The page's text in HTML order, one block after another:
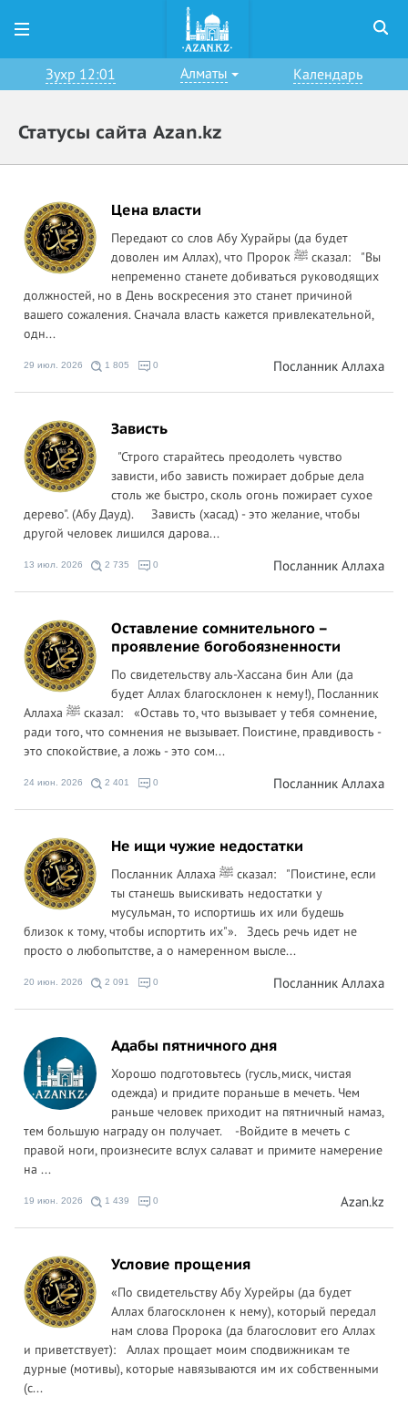
Зухр 12:01 Алматы Календарь
Статусы сайта Azan.kz
Цена власти
Передают со слов Абу Хурайры (да будет
доволен им Аллах), что Пророк ﷺ сказал: "Вы
непременно станете добиваться руководящих
должностей, но в День воскресения это станет причиной
вашего сожаления. Сначала власть кажется привлекательной,
одн...
29 июл. 2026 1 805 0 Посланник Аллаха
Зависть
"Строго старайтесь преодолеть чувство
зависти, ибо зависть пожирает добрые дела
столь же быстро, сколь огонь пожирает сухое
дерево". (Абу Дауд). Зависть (хасад) - это желание, чтобы
другой человек лишился дарова...
13 июл. 2026 2 735 0 Посланник Аллаха
Оставление сомнительного –
проявление богобоязненности
По свидетельству аль-Хассана бин Али (да
будет Аллах благосклонен к нему!), Посланник
Аллаха ﷺ сказал: «Оставь то, что вызывает у тебя сомнение,
ради того, что сомнения не вызывает. Поистине, правдивость -
это спокойствие, а ложь - это сом...
24 июн. 2026 2 401 0 Посланник Аллаха
Не ищи чужие недостатки
Посланник Аллаха ﷺ сказал: "Поистине, если
ты станешь выискивать недостатки у
мусульман, то испортишь их или будешь
близок к тому, чтобы испортить их"». Здесь речь идет не
просто о любопытстве, а о намеренном высле...
20 июн. 2026 2 091 0 Посланник Аллаха
Адабы пятничного дня
Хорошо подготовьтесь (гусль,миск, чистая
одежда) и придите пораньше в мечеть. Чем
раньше человек приходит на пятничный намаз,
тем большую награду он получает. -Войдите в мечеть с
правой ноги, произнесите вслух салават и примите намерение
на ...
19 июн. 2026 1 439 0 Azan.kz
Условие прощения
«По свидетельству Абу Хурейры (да будет
Аллах благосклонен к нему), который передал
нам слова Пророка (да благословит его Аллах
и приветствует): Аллах прощает моим сподвижникам те
дурные (мотивы), которые навязываются им их собственными
(с...